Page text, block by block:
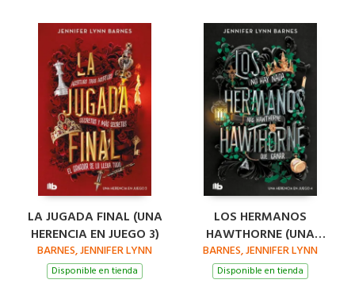
LA JUGADA FINAL (UNA
HERENCIA EN JUEGO 3)
BARNES, JENNIFER LYNN
Disponible en tienda
LOS HERMANOS
HAWTHORNE (UNA
HERENCIA EN JUEGO 4)
BARNES, JENNIFER LYNN
Disponible en tienda